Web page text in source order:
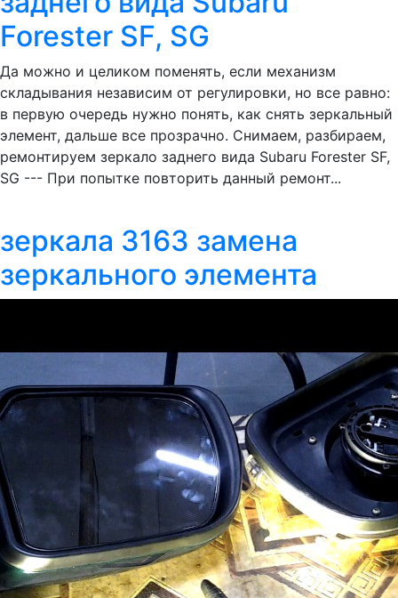
Forester SF, SG
Да можно и целиком поменять, если механизм
складывания независим от регулировки, но все равно:
в первую очередь нужно понять, как снять зеркальный
элемент, дальше все прозрачно. Снимаем, разбираем,
ремонтируем зеркало заднего вида Subaru Forester SF,
SG --- При попытке повторить данный ремонт...
зеркала 3163 замена
зеркального элемента